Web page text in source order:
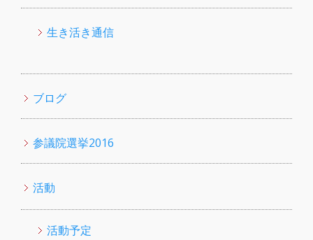
生き活き通信
ブログ
参議院選挙2016
活動
活動予定